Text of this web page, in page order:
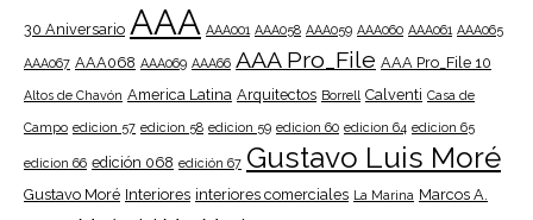
30 Aniversario AAA AAA001 AAA058 AAA059 AAA060 AAA061 AAA065
AAA067 AAA068 AAA069 AAA66 AAA Pro_File AAA Pro_File 10
Altos de Chavón America Latina Arquitectos Borrell Calventi Casa de
Campo edicion 57 edicion 58 edicion 59 edicion 60 edicion 64 edicion 65
edicion 66 edición 068 edición 67 Gustavo Luis Moré
Gustavo Moré Interiores interiores comerciales La Marina Marcos A.